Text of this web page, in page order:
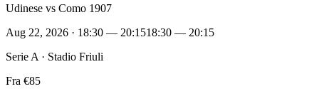
Udinese vs Como 1907
Aug 22, 2026 · 18:30 — 20:1518:30 — 20:15
Serie A · Stadio Friuli
Fra €85